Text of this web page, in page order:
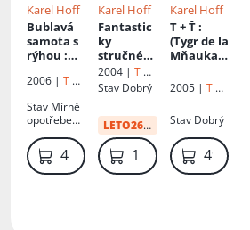
Karel Hoff
Bublavá
samota s
rýhou :
poezie)
2006 | T +
Stav Mírně
opotřebená
desky,
špinavé
desky
49 Kč
Karel Hoff
Fantastic
ky
stručné
dějiny
řecké
(potažmo
antické)
filosofie:
(ač to zní
šíleně)
pro
2004 |T +
Ť
Stav Dobrý
LETO26
:83 Kč
119 Kč
Karel Hoff
T + Ť:
(Tygr de la
Mňaukan
Ťápuškin
de la Ťap),
aneb, Jak
Ťápuškin
de la Ťap
nalezl
smysl
2005 | T +
Stav Dobrý
49 Kč